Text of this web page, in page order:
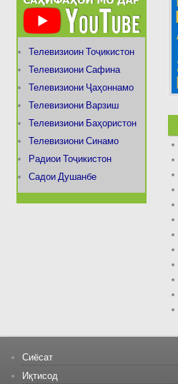
Телевизиоин Тоҷикистон
Телевизиони Сафина
Телевизиони Ҷаҳоннамо
Телевизиони Варзиш
Телевизиони Баҳористон
Телевизиони Синамо
Радиои Тоҷикистон
Садои Душанбе
Сиёсат
Иқтисод